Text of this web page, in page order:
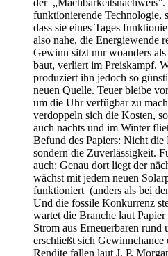
funktionierende Technologie,
dass sie eines Tages
also nahe, die Energiewende
Gewinn sitzt nur woanders
baut, verliert im Preiskampf.
produziert ihn jedoch so
neuen Quelle. Teuer bleibe
um die Uhr verfügbar zu
verdoppeln sich die Kosten,
auch nachts und im Winter
Befund des Papiers: Nicht die
sondern die Zuverlässigkeit.
auch: Genau dort liegt der
wächst mit jedem neuen
funktioniert (anders als bei
Und die fossile Konkurrenz
wartet die Branche laut
Strom aus Erneuerbaren
erschließt sich
Rendite fallen laut J. P.